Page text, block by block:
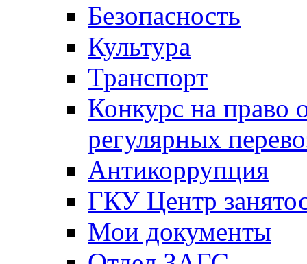
Безопасность
Культура
Транспорт
Конкурс на право
регулярных
Антикоррупция
ГКУ Центр
Мои документы